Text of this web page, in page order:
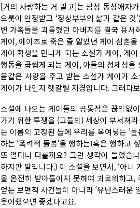
[거의 사랑하는 거 말고]는 남성 동성애자
오롯이 인정받고 ‘정상부부의 삶과 같은
변 가족들을 괴롭혔던 아버지를 결국 용
게이, 에이즈로 죽은 줄 알았던 게이 삼촌
게이 학생을 만나게 되는 소설가 게이, 게
행동을 곱씹게 되는 게이, 아들의 정체성
움같은 사랑을 주고 받는 소설가 게이가
게이가 나인지 헷갈릴 지경입니다. 그러다
소설에 나오는 게이들의 공통점은 끊임없
가기 위한 투쟁을 (그들의) 세상이 부서져
는 이름의 고정된 틀에 우리를 욱여넣는 ‘
하는 ‘폭력적 돌봄’을 행하는(혹은 행하고
또 얼마나 다를까요? 그런 생각이 들었습
하지만 말입니다.) 이 소설을 보면서, ‘아
을 온전히 받아들이지 못하여 괴로워하고
얻는 보편적 사건들이 아니라 ‘유난스러운
웃어줬으면 좋겠다고요.